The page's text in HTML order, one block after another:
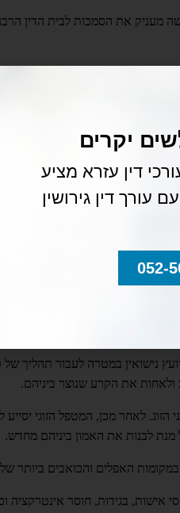
מעניק את הסמכות לבית הדין
הליך הגירושין עצמו, אם וכאשר
על ידי הרשות השופטת במהלך הליך
למסלול המשך הדיונים בפני בית
לא מקיימה, ניתן יהיה להגיש
אזי תוכל האישה לבקש את בית
יהא עליו לשלם לאישה את כתובתה
מבני הזוג להגיש באמצעות
לבן הזוג שדרש את שלום הבית,
נישואין במטרה לעבור תהליך של
ולאחות את הקרע שנוצר ביניהם.
לאחר מכן, המטפל הזוגי יסייע
מנת לבנות את האמון ביניהם מחדש.
במקומות האפלים והכואבים ביותר
אישות, בגידות, חוסר אינטרקציה
יקרים
דין עזרא מציע
עורך דין גירושין
052-